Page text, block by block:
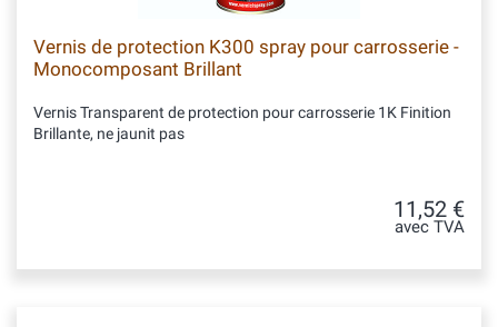
Vernis de protection K300 spray pour carrosserie -
Monocomposant Brillant
Vernis Transparent de protection pour carrosserie 1K Finition
Brillante, ne jaunit pas
11,52 €
avec TVA